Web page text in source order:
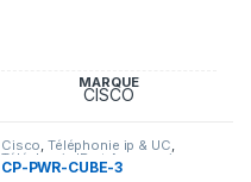
MARQUE
CISCO
Cisco,Téléphonie ip & UC,
Téléphonie IP et Accessoires
Cisco
CP-PWR-CUBE-3